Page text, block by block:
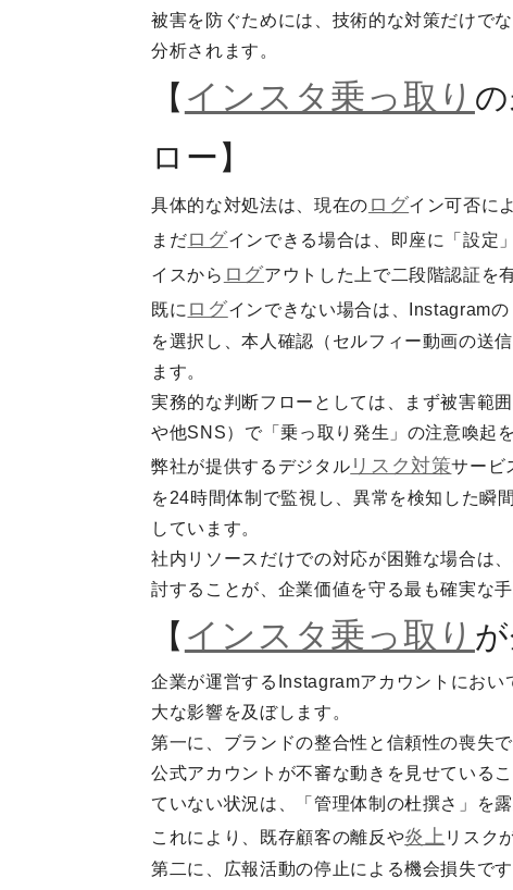
被害を防ぐためには、技術的な対策だけで
分析されます。
【 インスタ乗っ取り
ロー】
具体的な対処法は、現在の ログイン可否に
まだログインできる場合は、即座に「設定
イスから ログアウトした上で二段階認証を
既に ログインできない場合は、Instagramの
を選択し、本人確認（セルフィー動画の送
ます。
実務的な判断フローとしては、まず被害範
や他SNS）で「乗っ取り発生」の注意喚起
弊社が提供するデジタル リスク対策サービ
を24時間体制で監視し、異常を検知した瞬
しています。
社内リソースだけでの対応が困難な場合は
討することが、企業価値を守る最も確実な手
【 インスタ乗っ取り
企業が運営するInstagramアカウントにお
大な影響を及ぼします。
第一に、ブランドの整合性と信頼性の喪失で
公式アカウントが不審な動きを見せている
ていない状況は、「管理体制の杜撰さ」を
これにより、既存顧客の離反や炎上 リスク
第二に、広報活動の停止による機会損失です